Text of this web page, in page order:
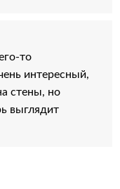
то
интересный,
стены, но
выглядит